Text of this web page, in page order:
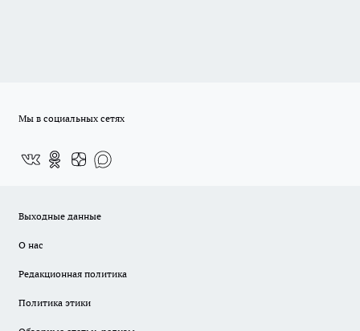
Мы в социальных сетях
Выходные данные
О нас
Редакционная политика
Политика этики